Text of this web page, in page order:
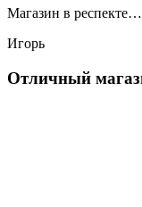
Магазин в
Игорь
Отличный